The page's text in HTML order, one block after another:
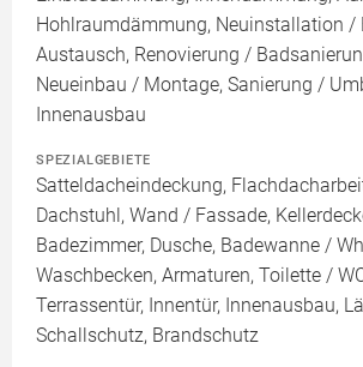
Hohlraumdämmung, Neuinstallation /
Austausch, Renovierung /
Neueinbau / Montage, Sanierung /
Innenausbau
SPEZIALGEBIETE
Satteldacheindeckung,
Dachstuhl, Wand / Fassade,
Badezimmer, Dusche, Badewanne /
Waschbecken, Armaturen, Toilette /
Terrassentür, Innentür, Innenausbau,
Schallschutz, Brandschutz